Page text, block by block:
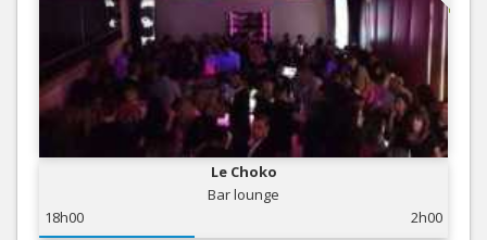
Le Choko
Bar lounge
18h00
2h00